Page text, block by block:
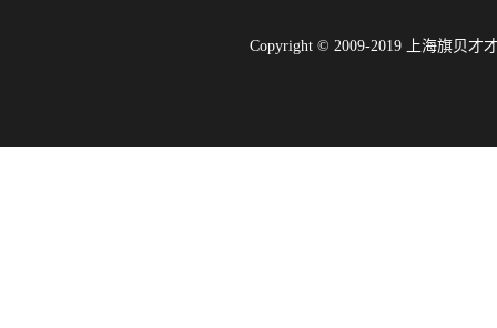
Copyright © 2009-2019 上海旗贝